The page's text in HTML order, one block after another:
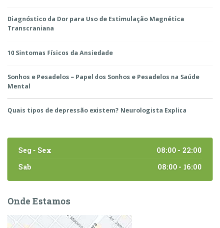
Diagnóstico da Dor para Uso de Estimulação Magnética
Transcraniana
10 Sintomas Físicos da Ansiedade
Sonhos e Pesadelos – Papel dos Sonhos e Pesadelos na Saúde
Mental
Quais tipos de depressão existem? Neurologista Explica
Seg - Sex
08:00 - 22:00
Sab
08:00 - 16:00
Onde Estamos